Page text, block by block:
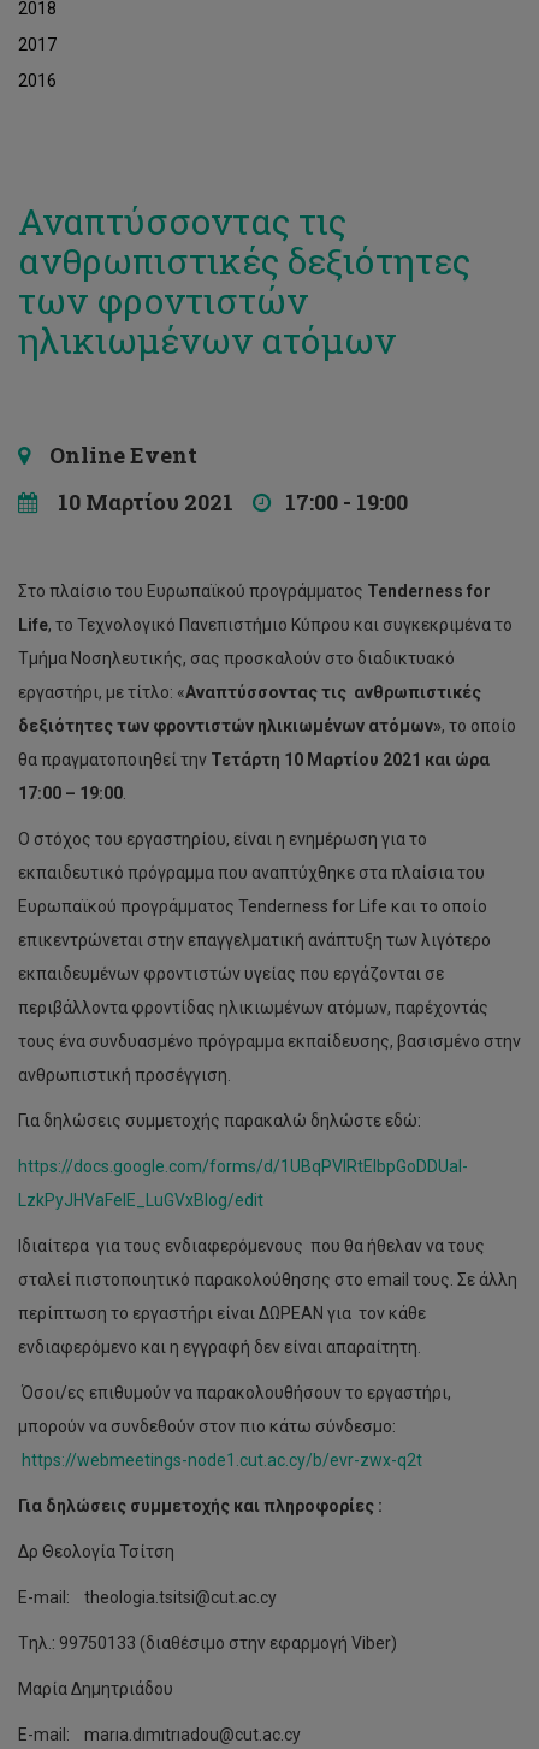
2018
2017
2016
Αναπτύσσοντας τις
ανθρωπιστικές δεξιότητες
των φροντιστών
ηλικιωμένων ατόμων
Online Event
10 Μαρτίου 2021
17:00 - 19:00
Στο πλαίσιο του Ευρωπαϊκού προγράμματος Tenderness for
Life, το Τεχνολογικό Πανεπιστήμιο Κύπρου και συγκεκριμένα το
Τμήμα Νοσηλευτικής, σας προσκαλούν στο διαδικτυακό
εργαστήρι, με τίτλο: «Αναπτύσσοντας τις ανθρωπιστικές
δεξιότητες των φροντιστών ηλικιωμένων ατόμων», το οποίο
θα πραγματοποιηθεί την Τετάρτη 10 Μαρτίου 2021 και ώρα
17:00 – 19:00
Ο στόχος του εργαστηρίου, είναι η ενημέρωση για το
εκπαιδευτικό πρόγραμμα που αναπτύχθηκε στα πλαίσια του
Ευρωπαϊκού προγράμματος Tenderness for Life και το οποίο
επικεντρώνεται στην επαγγελματική ανάπτυξη των λιγότερο
εκπαιδευμένων φροντιστών υγείας που εργάζονται σε
περιβάλλοντα φροντίδας ηλικιωμένων ατόμων, παρέχοντάς
τους ένα συνδυασμένο πρόγραμμα εκπαίδευσης, βασισμένο στην
ανθρωπιστική προσέγγιση.
Για δηλώσεις συμμετοχής παρακαλώ δηλώστε εδώ:
https://docs.google.com/forms/d/1UBqPVIRtElbpGoDDUal-
LzkPyJHVaFeIE_LuGVxBIog/edit
Ιδιαίτερα για τους ενδιαφερόμενους που θα ήθελαν να τους
σταλεί πιστοποιητικό παρακολούθησης στο email τους. Σε άλλη
περίπτωση το εργαστήρι είναι ΔΩΡΕΑΝ για τον κάθε
ενδιαφερόμενο και η εγγραφή δεν είναι απαραίτητη.
Όσοι/ες επιθυμούν να παρακολουθήσουν το εργαστήρι,
μπορούν να συνδεθούν στον πιο κάτω σύνδεσμο:
https://webmeetings-node1.cut.ac.cy/b/evr-zwx-q2t
Για δηλώσεις συμμετοχής και πληροφορίες :
Δρ Θεολογία Τσίτση
E-mail: theologia.tsitsi@cut.ac.cy
Tηλ.: 99750133 (διαθέσιμο στην εφαρμογή Viber)
Μαρία Δημητριάδου
E-mail: marıa.dımıtrıadou@cut.ac.cy